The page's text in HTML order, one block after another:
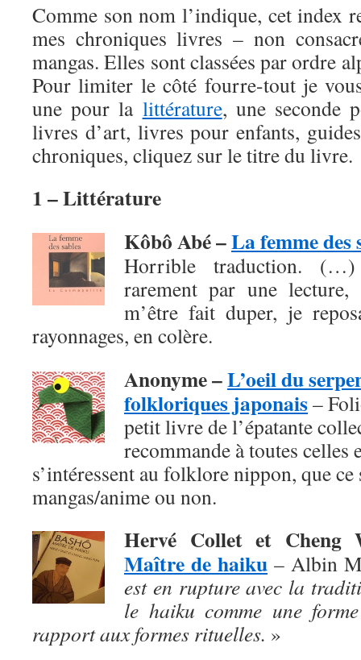
Comme son nom l’indique, cet index
mes chroniques livres – non
mangas. Elles sont classées par ordre
Pour limiter le côté fourre-tout je
une pour la littérature, une seconde
livres d’art, livres pour enfants,
chroniques, cliquez sur le titre du livre.
1 – Littérature
Kôbô Abé –La femme des
Horrible traduction.
rarement par une lecture,
m’être fait duper, je
rayonnages, en colère.
Anonyme –L’oeil du
folkloriques japonais–
petit livre de l’épatante
recommande à toutes celles
s’intéressent au folklore nippon, que
mangas/anime ou non.
Hervé Collet et
Maître de haiku – Albin
est en rupture avec la
le haiku comme une
rapport aux formes rituelles. »